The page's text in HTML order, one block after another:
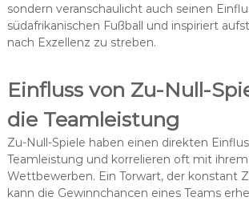
sondern veranschaulicht auch seinen
südafrikanischen Fußball und inspiriert
nach Exzellenz zu streben.
Einfluss von Zu-Null-
die Teamleistung
Zu-Null-Spiele haben einen direkten
Teamleistung und korrelieren oft mit
Wettbewerben. Ein Torwart, der konstant
kann die Gewinnchancen eines Teams